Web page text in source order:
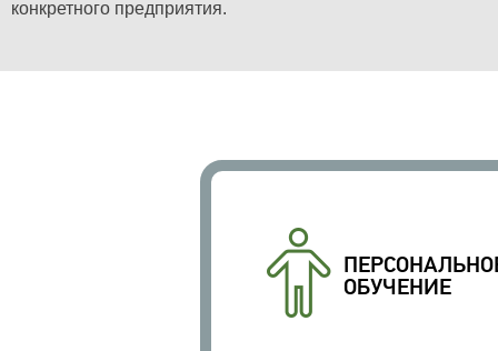
конкретного предприятия.
ОБУЧЕНИЕ